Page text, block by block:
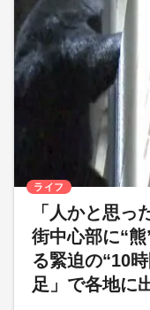
「人かと思っ
街中心部に“
る緊迫の“10
足」で各地に
ライフ